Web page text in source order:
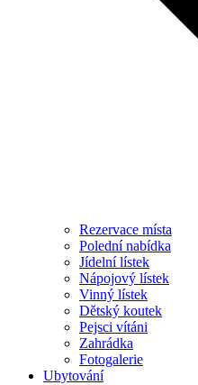
Rezervace místa
Polední nabídka
Jídelní lístek
Nápojový lístek
Vinný lístek
Dětský koutek
Pejsci vítáni
Zahrádka
Fotogalerie
Ubytování